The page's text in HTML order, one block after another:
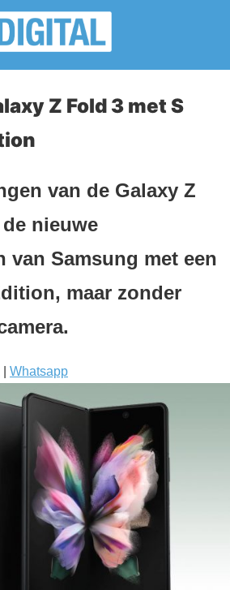
Z Fold 3 met S
van de Galaxy Z
nieuwe
van Samsung met een
maar zonder
Whatsapp